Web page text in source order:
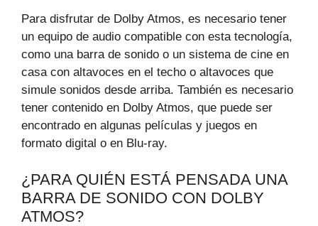
Para disfrutar de Dolby Atmos, es necesario tener
un equipo de audio compatible con esta tecnología,
como una barra de sonido o un sistema de cine en
casa con altavoces en el techo o altavoces que
simule sonidos desde arriba. También es necesario
tener contenido en Dolby Atmos, que puede ser
encontrado en algunas películas y juegos en
formato digital o en Blu-ray.
¿PARA QUIÉN ESTÁ PENSADA UNA
BARRA DE SONIDO CON DOLBY
ATMOS?